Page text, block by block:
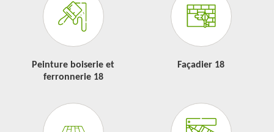
Peinture boiserie et
ferronnerie 18
Façadier 18